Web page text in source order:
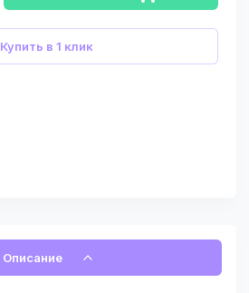
Купить в 1 клик
Описание